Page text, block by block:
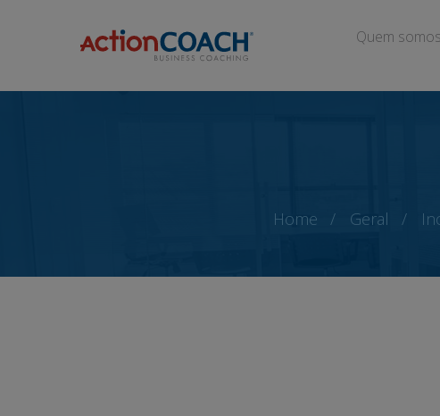
Quem somos
Home Geral